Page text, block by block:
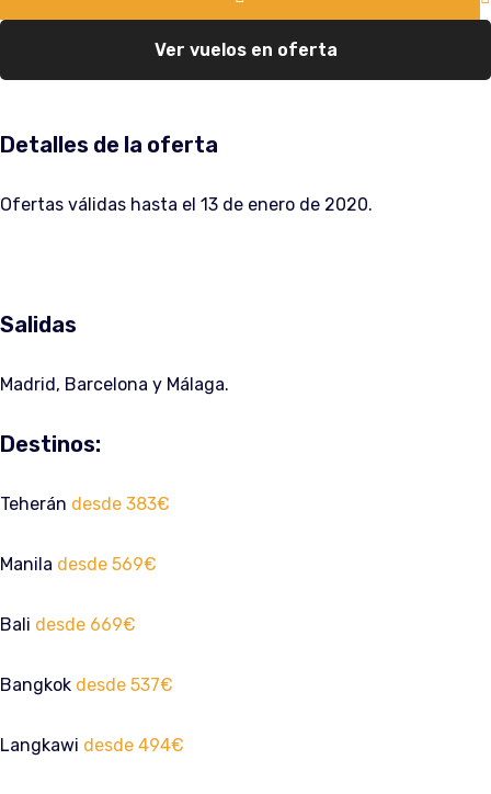
Ver vuelos en oferta
Detalles de la oferta
Ofertas válidas hasta el 13 de enero de 2020.
Salidas
Madrid, Barcelona y Málaga.
Destinos:
Teherán desde 383€
Manila desde 569€
Bali desde 669€
Bangkok desde 537€
Langkawi desde 494€